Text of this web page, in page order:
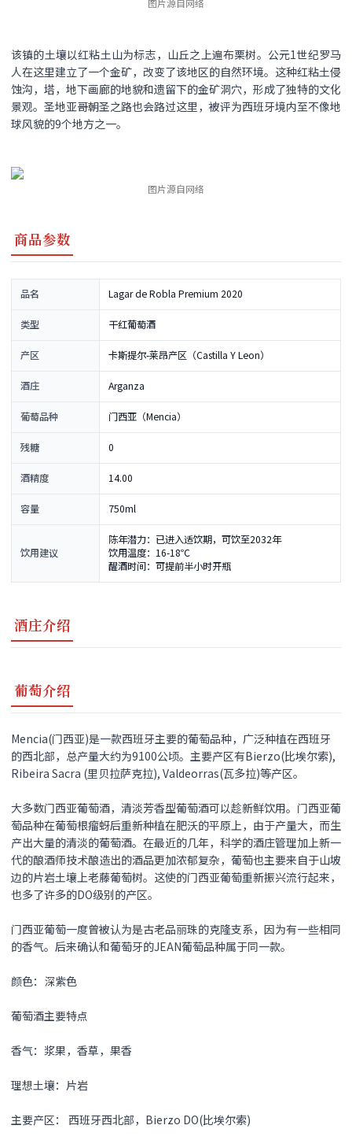
该镇的土壤以红粘土山为标志，山丘之上遍布栗树。公元1世纪罗马
人在这里建立了一个金矿，改变了该地区的自然环境。这种红粘土侵
蚀沟，塔，地下画廊的地貌和遗留下的金矿洞穴，形成了独特的文化
景观。圣地亚哥朝圣之路也会路过这里，被评为西班牙境内至不像地
球风貌的9个地方之一。
图片源自网络
商品参数
品名 Lagar de Robla Premium 2020
类型 干红葡萄酒
产区 卡斯提尔-莱昂产区（Castilla Y Leon）
酒庄 Arganza
葡萄品种 门西亚（Mencia）
残糖 0
酒精度 14.00
容量 750ml
饮用建议
陈年潜力：已进入适饮期，可饮至2032年
饮用温度：16-18℃
醒酒时间：可提前半小时开瓶
酒庄介绍
葡萄介绍
Mencia(门西亚)是一款西班牙主要的葡萄品种，广泛种植在西班牙
的西北部，总产量大约为9100公顷。主要产区有Bierzo(比埃尔索),
Ribeira Sacra (里贝拉萨克拉), Valdeorras(瓦多拉)等产区。
大多数门西亚葡萄酒，清淡芳香型葡萄酒可以趁新鲜饮用。门西亚葡
萄品种在葡萄根瘤蚜后重新种植在肥沃的平原上，由于产量大，而生
产出大量的清淡的葡萄酒。在最近的几年，科学的酒庄管理加上新一
代的酿酒师技术酿造出的酒品更加浓郁复杂，葡萄也主要来自于山坡
边的片岩土壤上老藤葡萄树。这使的门西亚葡萄重新振兴流行起来，
也多了许多的DO级别的产区。
门西亚葡萄一度曾被认为是古老品丽珠的克隆支系，因为有一些相同
的香气。后来确认和葡萄牙的JEAN葡萄品种属于同一款。
颜色：深紫色
葡萄酒主要特点
香气：浆果，香草，果香
理想土壤：片岩
主要产区： 西班牙西北部，Bierzo DO(比埃尔索)